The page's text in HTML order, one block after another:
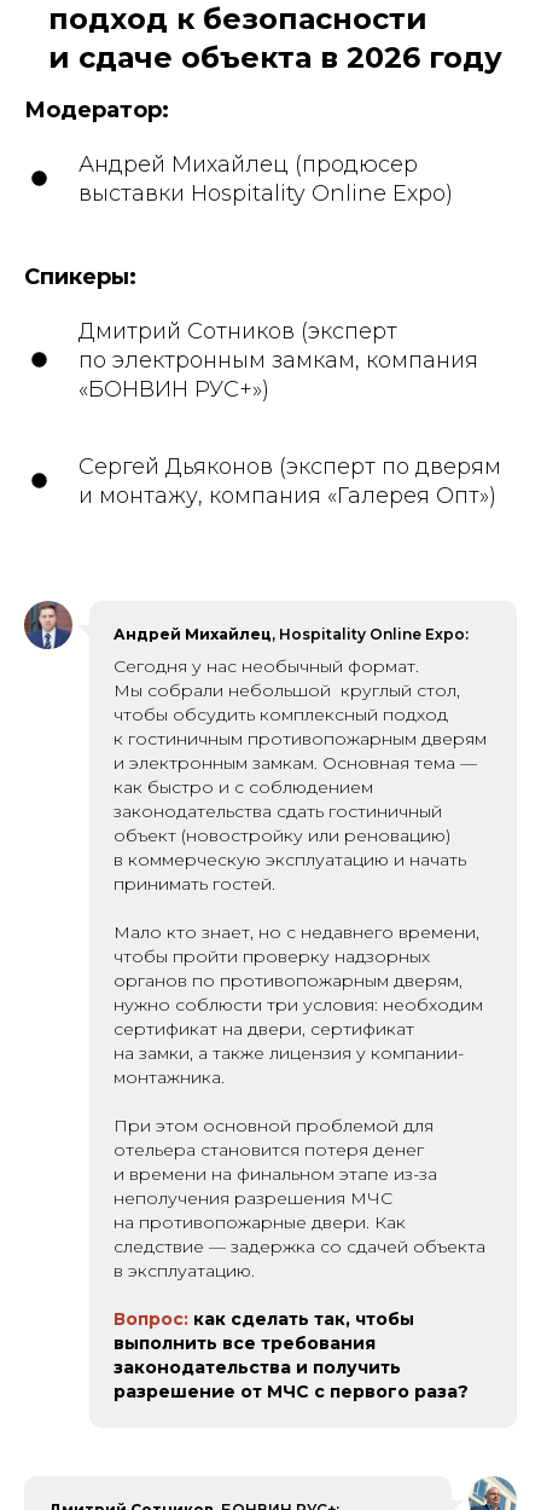
подход к безопасности
и сдаче объекта в 2026 году
Модератор:
Андрей Михайлец (продюсер
выставки Hospitality Online Expo)
Спикеры:
Дмитрий Сотников (эксперт
по электронным замкам, компания
«БОНВИН РУС+»)
Сергей Дьяконов (эксперт по дверям
и монтажу, компания «Галерея Опт»)
Андрей Михайлец, Hospitality Online Expo:
Сегодн я у нас необычный формат.
Мы собрали небольшой круглый стол,
чтобы обсудить комплексный подход
к гостиничным противопожарным дверям
и электронным замкам. Основная тема —
как быстро и с соблюдением
законодательства сдать гостиничный
объект (новостройку или реновацию)
в коммерческую эксплуатацию и начать
принимать гостей.
Мало кто знает, но с недавнего времени,
чтобы пройти проверку надзорных
органов по противопожарным дверям,
нужно соблюсти три условия: необходим
сертификат на двери, сертификат
на замки, а также лицензия у компании-
монтажника.
При этом основной проблемой для
отельера становится потеря денег
и времени на финальном этапе из-за
неполучения разрешения МЧС
на противопожарные двери. Как
следствие — задержка со сдачей объекта
в эксплуатацию.
Вопрос: как сделать так, чтобы
выполнить все требования
законодательства и получить
разрешение от МЧС с первого раза?